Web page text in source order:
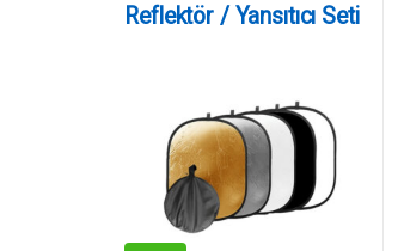
Reflektör / Yansıtıcı Seti